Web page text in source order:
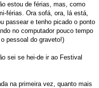
estou de férias, mas, como
férias. Ora sofá, ora, lá está,
passear e tenho picado o ponto
no computador pouco tempo
pessoal do graveto!)
sei se hei-de ir ao Festival
na primeira vez, quanto mais